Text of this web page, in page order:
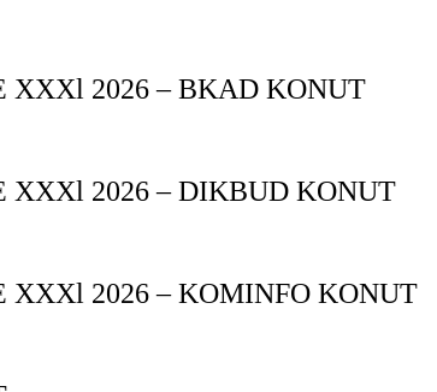
XXXl 2026 – BKAD KONUT
XXXl 2026 – DIKBUD KONUT
XXXl 2026 – KOMINFO KONUT